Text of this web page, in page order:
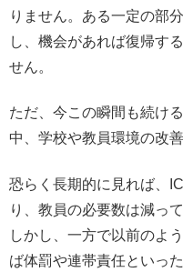
りません。ある一定の部
し、機会があれば復帰す
せん。
ただ、今この瞬間も続け
中、学校や教員環境の改
恐らく長期的に見れば、
り、教員の必要数は減っ
しかし、一方で以前のよ
ば体罰や連帯責任といっ